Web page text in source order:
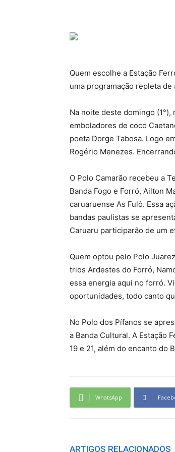
Quem escolhe a Estação
uma programação repleta
Na noite deste domingo
emboladores de coco
poeta Dorge Tabosa. Logo
Rogério Menezes.
O Polo Camarão recebeu a
Banda Fogo e Forró, Ailton
caruaruense As Fulô. Essa
bandas paulistas se
Caruaru participarão de um
Quem optou pelo Polo
trios Ardestes do Forró,
essa energia aqui no forró.
oportunidades, todo canto
No Polo dos Pífanos se
a Banda Cultural. A Estação
19 e 21, além do encanto do
WhatsApp
ARTIGOS RELACIONADOS